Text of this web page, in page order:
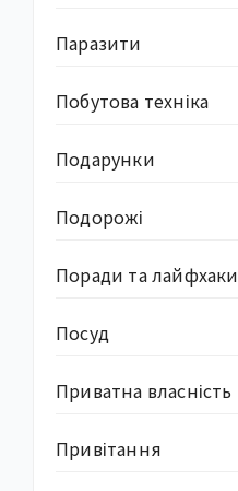
Паразити
Побутова техніка
Подарунки
Подорожі
Поради та лайфхаки
Посуд
Приватна власність
Привітання